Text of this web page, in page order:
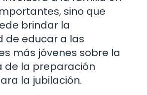
sino que
brindar la
de educar a las
más jóvenes sobre la
de la preparación
la jubilación.